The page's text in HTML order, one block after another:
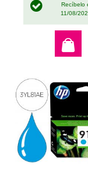
Recíbelo
11/08/